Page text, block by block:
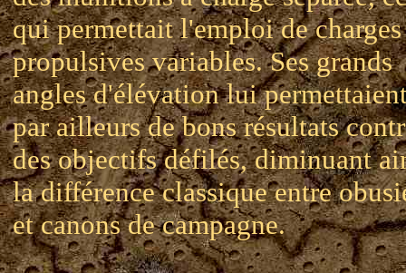
qui permettait l'emploi de charges
propulsives variables. Ses grands
angles d'élévation lui
par ailleurs de bons résultats
des objectifs défilés, diminuant
la différence classique entre
et canons de campagne.